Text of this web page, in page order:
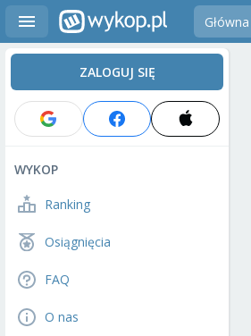
Główna
ZALOGUJ SIĘ
WYKOP
Ranking
Osiągnięcia
FAQ
O nas